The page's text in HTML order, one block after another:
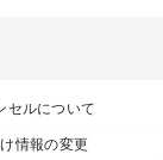
セルについて
情報の変更